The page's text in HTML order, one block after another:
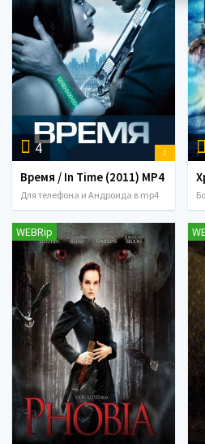
4
Время / In Time (2011) MP4
Для телефона и Андроида в mp4
WEBRip